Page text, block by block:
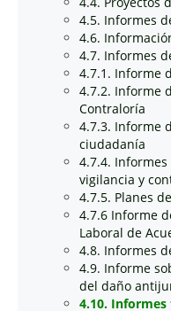
4.5. Informes
4.6.
4.7. Informes
4.7.1. Informe
4.7.2. Informe
Contraloría
4.7.3. Informe
ciudadanía
4.7.4.
vigilancia y
4.7.5. Planes
4.7.6 Informe
Laboral de
4.8. Informes
4.9. Informe
del daño
4.10.